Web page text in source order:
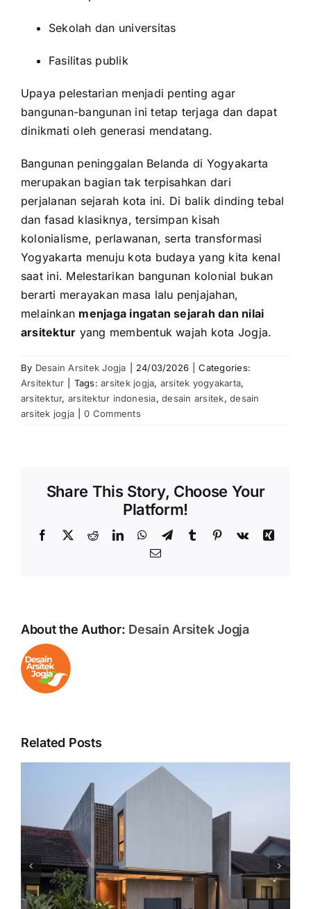
Sekolah dan universitas
Fasilitas publik
Upaya pelestarian menjadi penting agar
bangunan-bangunan ini tetap terjaga dan dapat
dinikmati oleh generasi mendatang.
Bangunan peninggalan Belanda di Yogyakarta
merupakan bagian tak terpisahkan dari
perjalanan sejarah kota ini. Di balik dinding tebal
dan fasad klasiknya, tersimpan kisah
kolonialisme, perlawanan, serta transformasi
Yogyakarta menuju kota budaya yang kita kenal
saat ini. Melestarikan bangunan kolonial bukan
berarti merayakan masa lalu penjajahan,
melainkan menjaga ingatan sejarah dan nilai
arsitektur yang membentuk wajah kota Jogja.
By Desain Arsitek Jogja 24/03/2026
Categories:
Arsitektur
Tags:arsitek jogja, arsitek yogyakarta,
arsitektur, arsitektur indonesia,desain arsitek,desain
arsitek jogja
0 Comments
Share This Story, Choose Your
Platform!
Facebook
X RedditLinkedInWhatsApp
TelegramTumblr Pinterest
Vk
Xing
Email
About the Author: Desain Arsitek Jogja
Related Posts
Mengapa Rumah Model
Minimalis Tetap Menjadi Pilihan
Favorit Keluarga?